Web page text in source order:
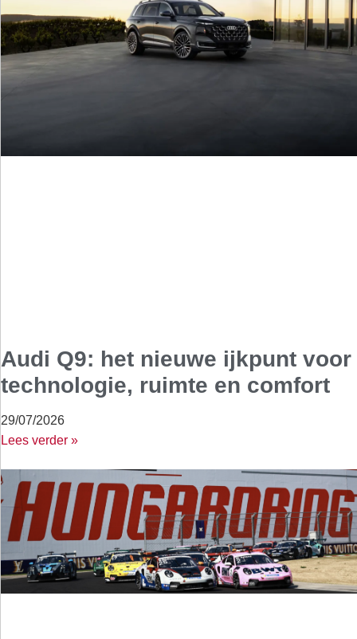
Audi Q9: het nieuwe ijkpunt voor
technologie, ruimte en comfort
29/07/2026
Lees verder »